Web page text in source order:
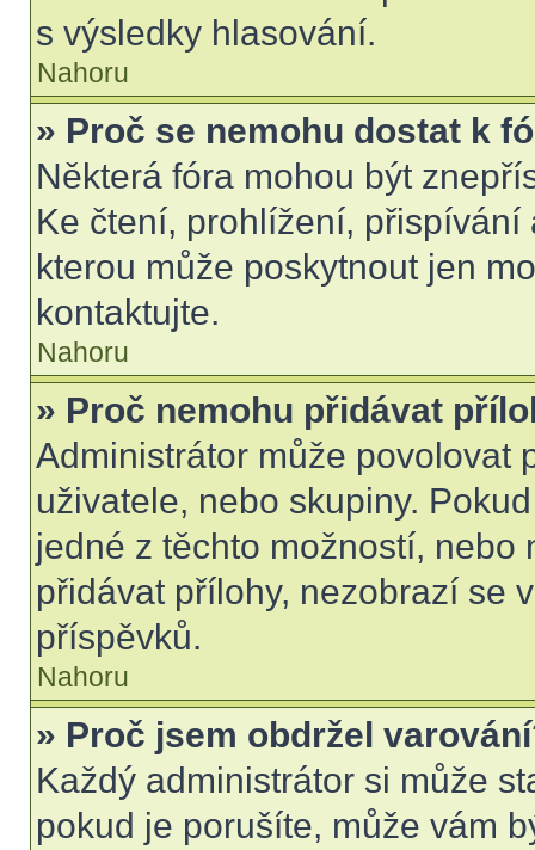
s výsledky hlasování.
Nahoru
» Proč se nemohu dostat k
Některá fóra mohou být
Ke čtení, prohlížení,
kterou může poskytnout jen
kontaktujte.
Nahoru
» Proč nemohu přidávat
Administrátor může povolovat
uživatele, nebo skupiny.
jedné z těchto možností,
přidávat přílohy, nezobrazí se
příspěvků.
Nahoru
» Proč jsem obdržel
Každý administrátor si může
pokud je porušíte, může vám